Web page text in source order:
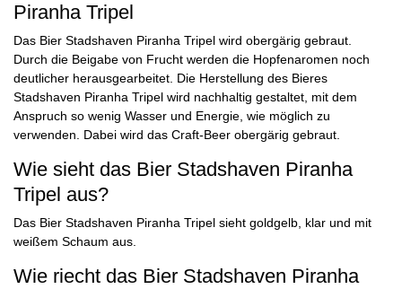
Piranha Tripel
Das Bier Stadshaven Piranha Tripel wird obergärig gebraut.
Durch die Beigabe von Frucht werden die Hopfenaromen noch
deutlicher herausgearbeitet. Die Herstellung des Bieres
Stadshaven Piranha Tripel wird nachhaltig gestaltet, mit dem
Anspruch so wenig Wasser und Energie, wie möglich zu
verwenden. Dabei wird das Craft-Beer obergärig gebraut.
Wie sieht das Bier Stadshaven Piranha
Tripel aus?
Das Bier Stadshaven Piranha Tripel sieht goldgelb, klar und mit
weißem Schaum aus.
Wie riecht das Bier Stadshaven Piranha